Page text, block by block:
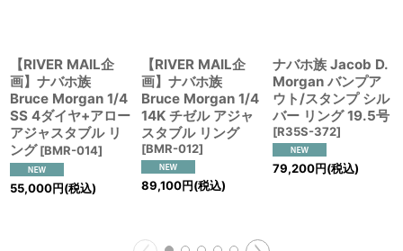
【RIVER MAIL企
画】ナバホ族
Bruce Morgan 1/4
SS 4ダイヤ+アロー
アジャスタブル リ
ング [BMR-014]
55,000円(税込)
【RIVER MAIL企
画】ナバホ族
Bruce Morgan 1/4
14K チゼル アジャ
スタブル リング
[BMR-012]
89,100円(税込)
ナバホ族 Jacob D.
Morgan バンプア
ウト/スタンプ シル
バー リング 19.5号
[R35S-372]
79,200円(税込)